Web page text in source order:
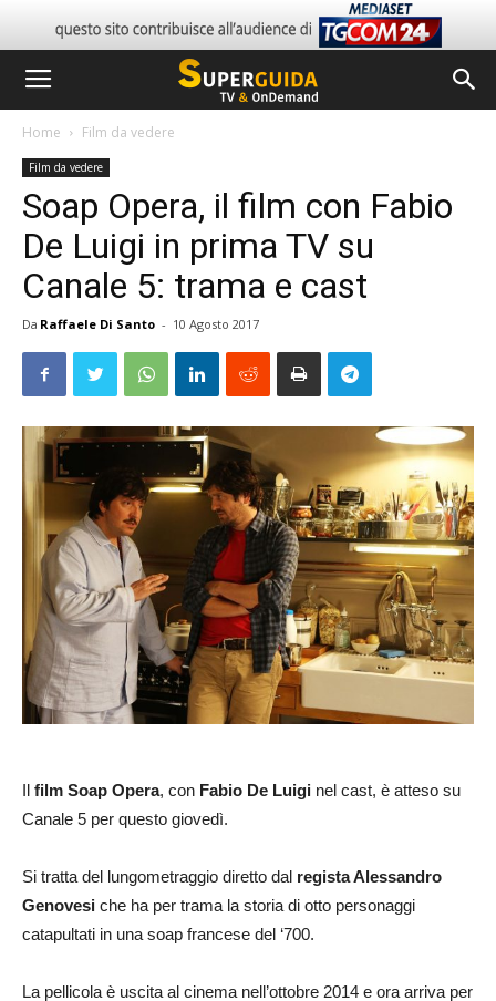
Home Film da vedere
Film da vedere
Soap Opera, il film con Fabio
De Luigi in prima TV su
Canale 5: trama e cast
Da Raffaele Di Santo - 10 Agosto 2017
Il film Soap Opera, con Fabio De Luigi nel cast, è atteso su
Canale 5 per questo giovedì.
Si tratta del lungometraggio diretto dal regista Alessandro
Genovesi che ha per trama la storia di otto personaggi
catapultati in una soap francese del ‘700.
La pellicola è uscita al cinema nell’ottobre 2014 e ora arriva per